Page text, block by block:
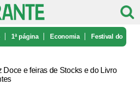
1ª página Economia Festival do